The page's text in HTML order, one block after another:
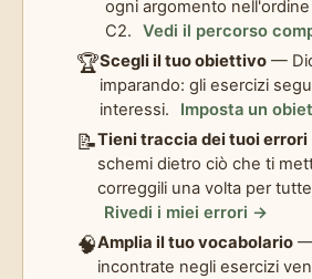
ogni argomento nell'ordine
C2.
Vedi il percorso
🏆Scegli il tuo obiettivo —
imparando: gli esercizi
interessi.
Imposta un
📝Tieni traccia dei tuoi errori
schemi dietro ciò che ti
correggili una volta per
Rivedi i miei errori →
🧠Amplia il tuo vocabolario —
incontrate negli esercizi